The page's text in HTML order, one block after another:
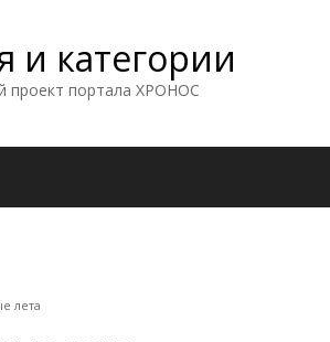
и категории
проект портала ХРОНОС
лета